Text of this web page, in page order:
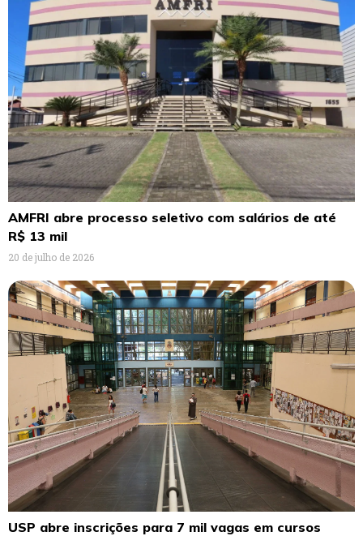
AMFRI abre processo seletivo com salários de até
R$ 13 mil
20 de julho de 2026
USP abre inscrições para 7 mil vagas em cursos